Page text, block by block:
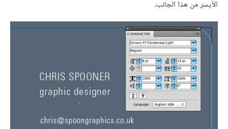
الأيسر من هذا الجانب.